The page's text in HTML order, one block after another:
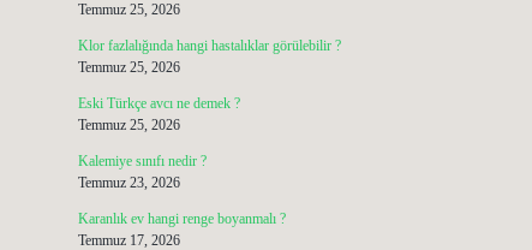
Temmuz 25, 2026
Klor fazlalığında hangi hastalıklar görülebilir ?
Temmuz 25, 2026
Eski Türkçe avcı ne demek ?
Temmuz 25, 2026
Kalemiye sınıfı nedir ?
Temmuz 23, 2026
Karanlık ev hangi renge boyanmalı ?
Temmuz 17, 2026